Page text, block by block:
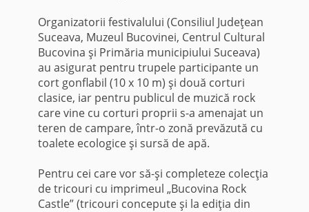
Organizatorii festivalului (Consiliul Judeţean
Suceava, Muzeul Bucovinei, Centrul Cultural
Bucovina şi Primăria municipiului Suceava)
au asigurat pentru trupele participante un
cort gonflabil (10 x 10 m) şi două corturi
clasice, iar pentru publicul de muzică rock
care vine cu corturi proprii s-a amenajat un
teren de campare, într-o zonă prevăzută cu
toalete ecologice şi sursă de apă.
Pentru cei care vor să-şi completeze colecţia
de tricouri cu imprimeul „Bucovina Rock
Castle” (tricouri concepute şi la ediţia din